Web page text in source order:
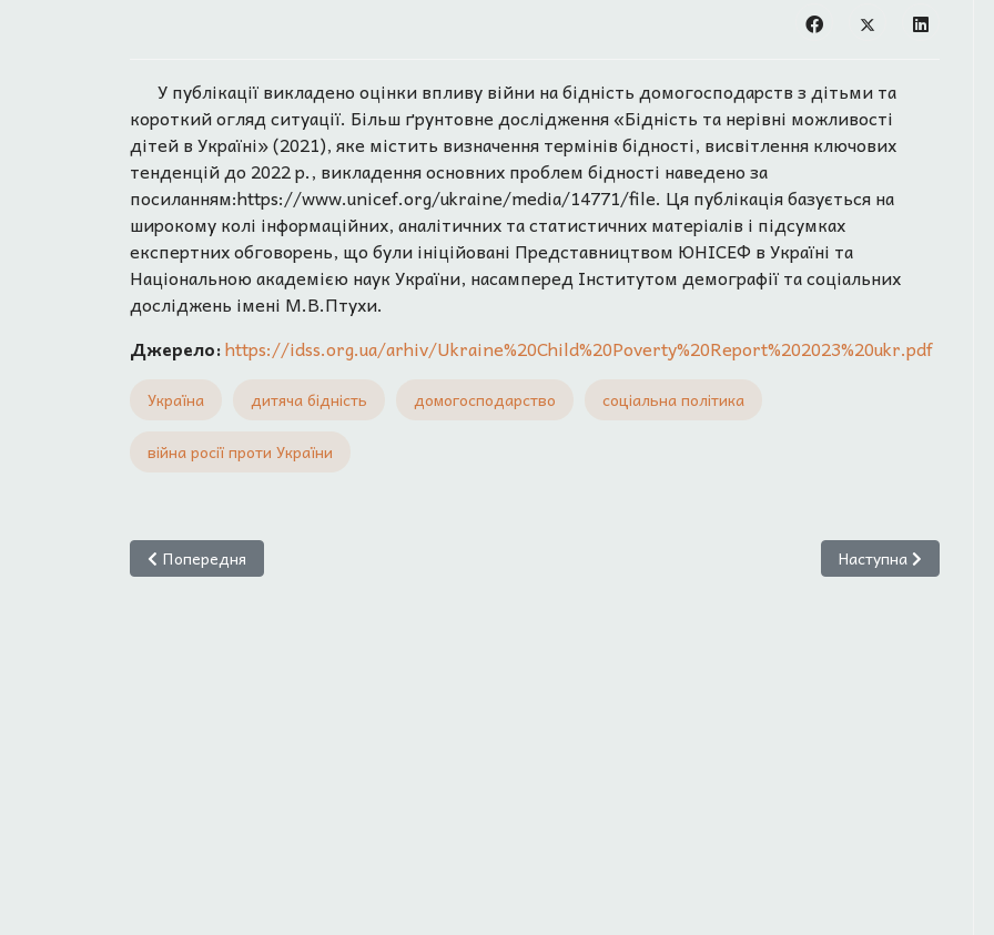
У публікації викладено оцінки впливу війни на бідність домогосподарств з дітьми та
короткий огляд ситуації. Більш ґрунтовне дослідження «Бідність та нерівні можливості
дітей в Україні» (2021), яке містить визначення термінів бідності, висвітлення ключових
тенденцій до 2022 р., викладення основних проблем бідності наведено за
посиланням:https://www.unicef.org/ukraine/media/14771/file. Ця публікація базується на
широкому колі інформаційних, аналітичних та статистичних матеріалів і підсумках
експертних обговорень, що були ініційовані Представництвом ЮНІСЕФ в Україні та
Національною академією наук України, насамперед Інститутом демографії та соціальних
досліджень імені М.В.Птухи.
Джерело:https://idss.org.ua/arhiv/Ukraine%20Child%20Poverty%20Report%202023%20ukr.pdf
Україна дитяча бідність домогосподарство соціальна політика
війна росії проти України
Попередня стаття: Якимчук М.Ю., Соломко С.С., СамороковВ.О. ПРАВОВИЙ СТАТУС УКРАЇНСЬКИХ БІЖЕНЦІВ У
Попередня Наступна стаття:
Наступна